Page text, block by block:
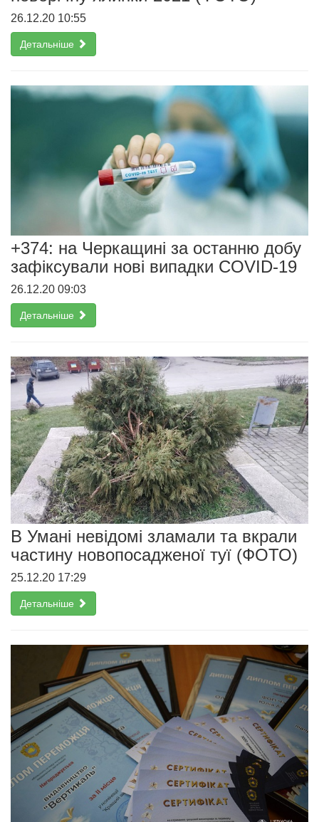
26.12.20 10:55
Детальніше
+374: на Черкащині за останню добу
зафіксували нові випадки COVID-19
26.12.20 09:03
Детальніше
В Умані невідомі зламали та вкрали
частину новопосадженої туї (ФОТО)
25.12.20 17:29
Детальніше